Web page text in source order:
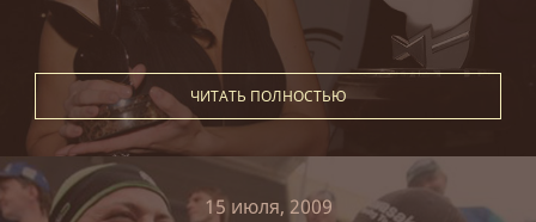
ЧИТАТЬ ПОЛНОСТЬЮ
15 июля, 2009